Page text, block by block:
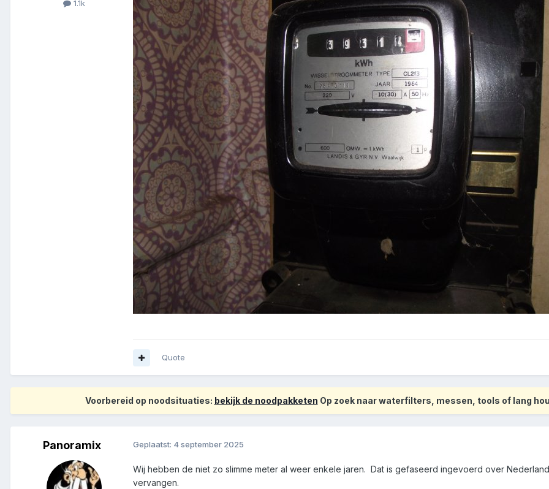
1.1k
Quote
Voorbereid op noodsituaties: bekijk de noodpakketen Op zoek naar waterfilters, messen, tools of lang
Panoramix Geplaatst: 4 september 2025
Wij hebben de niet zo slimme meter al weer enkele jaren. Dat is gefaseerd ingevoerd over
vervangen.